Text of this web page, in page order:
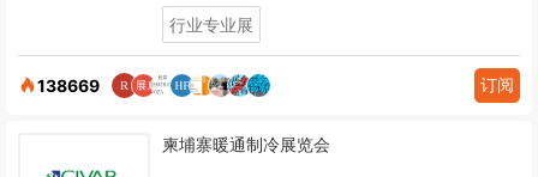
行业专业展
138669 订阅
柬埔寨暖通制冷展览会